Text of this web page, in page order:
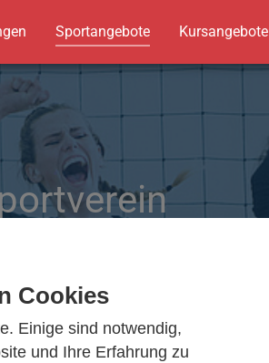
Cookies
Einige sind notwendig,
und Ihre Erfahrung zu
Sportangebote Kursangebote